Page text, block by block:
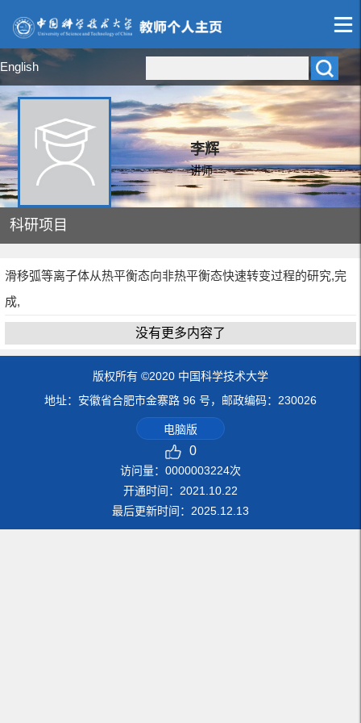
English
李辉
讲师
科研项目
滑移弧等离子体从热平衡态向非热平衡态快速转变过程的研究,完
成,
没有更多内容了
版权所有 ©2020 中国科学技术大学
地址：安徽省合肥市金寨路 96 号，邮政编码：230026
电脑版
0
访问量： 0000003224次
开通时间： 2021 10 22
最后更新时间： 2025 12 13